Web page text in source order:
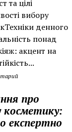
та цілі
вибору
денного
понад
акцент на
про
косметику:
експертно